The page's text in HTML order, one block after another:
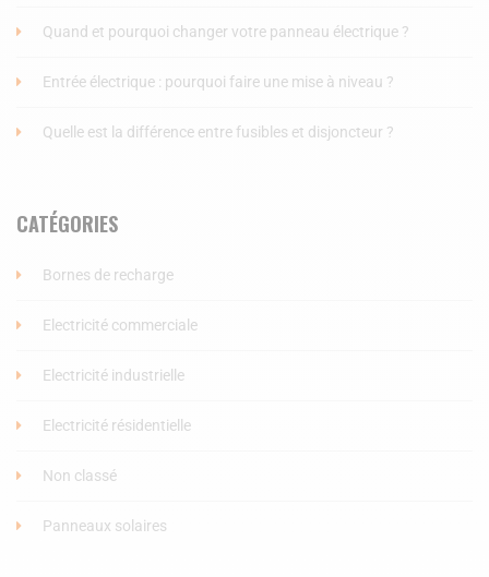
Quand et pourquoi changer votre panneau électrique ?
Entrée électrique : pourquoi faire une mise à niveau ?
Quelle est la différence entre fusibles et disjoncteur ?
CATÉGORIES
Bornes de recharge
Electricité commerciale
Electricité industrielle
Electricité résidentielle
Non classé
Panneaux solaires